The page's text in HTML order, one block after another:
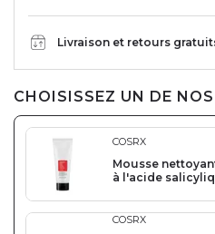
Livraison et retours
CHOISISSEZ UN DE
COSRX
Mousse
à l'acide
COSRX